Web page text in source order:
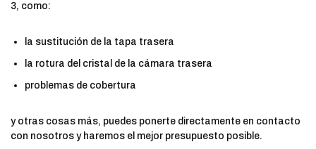
3, como:
la sustitución de la tapa trasera
la rotura del cristal de la cámara trasera
problemas de cobertura
y otras cosas más, puedes ponerte directamente en contacto
con nosotros y haremos el mejor presupuesto posible.